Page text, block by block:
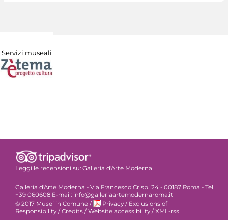
Servizi museali
Leggi le recensioni su: Galleria d'Arte Moderna
Galleria d'Arte Moderna - Via Francesco Crispi 24 - 00187 Roma - Tel.
+39 060608 E-mail: info@galleriaartemodernaroma.it
© 2017 Musei in Comune / Privacy / Exclusions of
Responsibility / Credits / Website accessibility / XML-rss